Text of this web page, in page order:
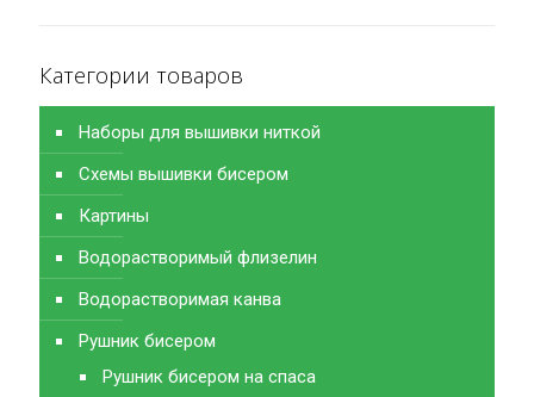
Категории товаров
Наборы для вышивки ниткой
Схемы вышивки бисером
Картины
Водорастворимый флизелин
Водорастворимая канва
Рушник бисером
Рушник бисером на спаса